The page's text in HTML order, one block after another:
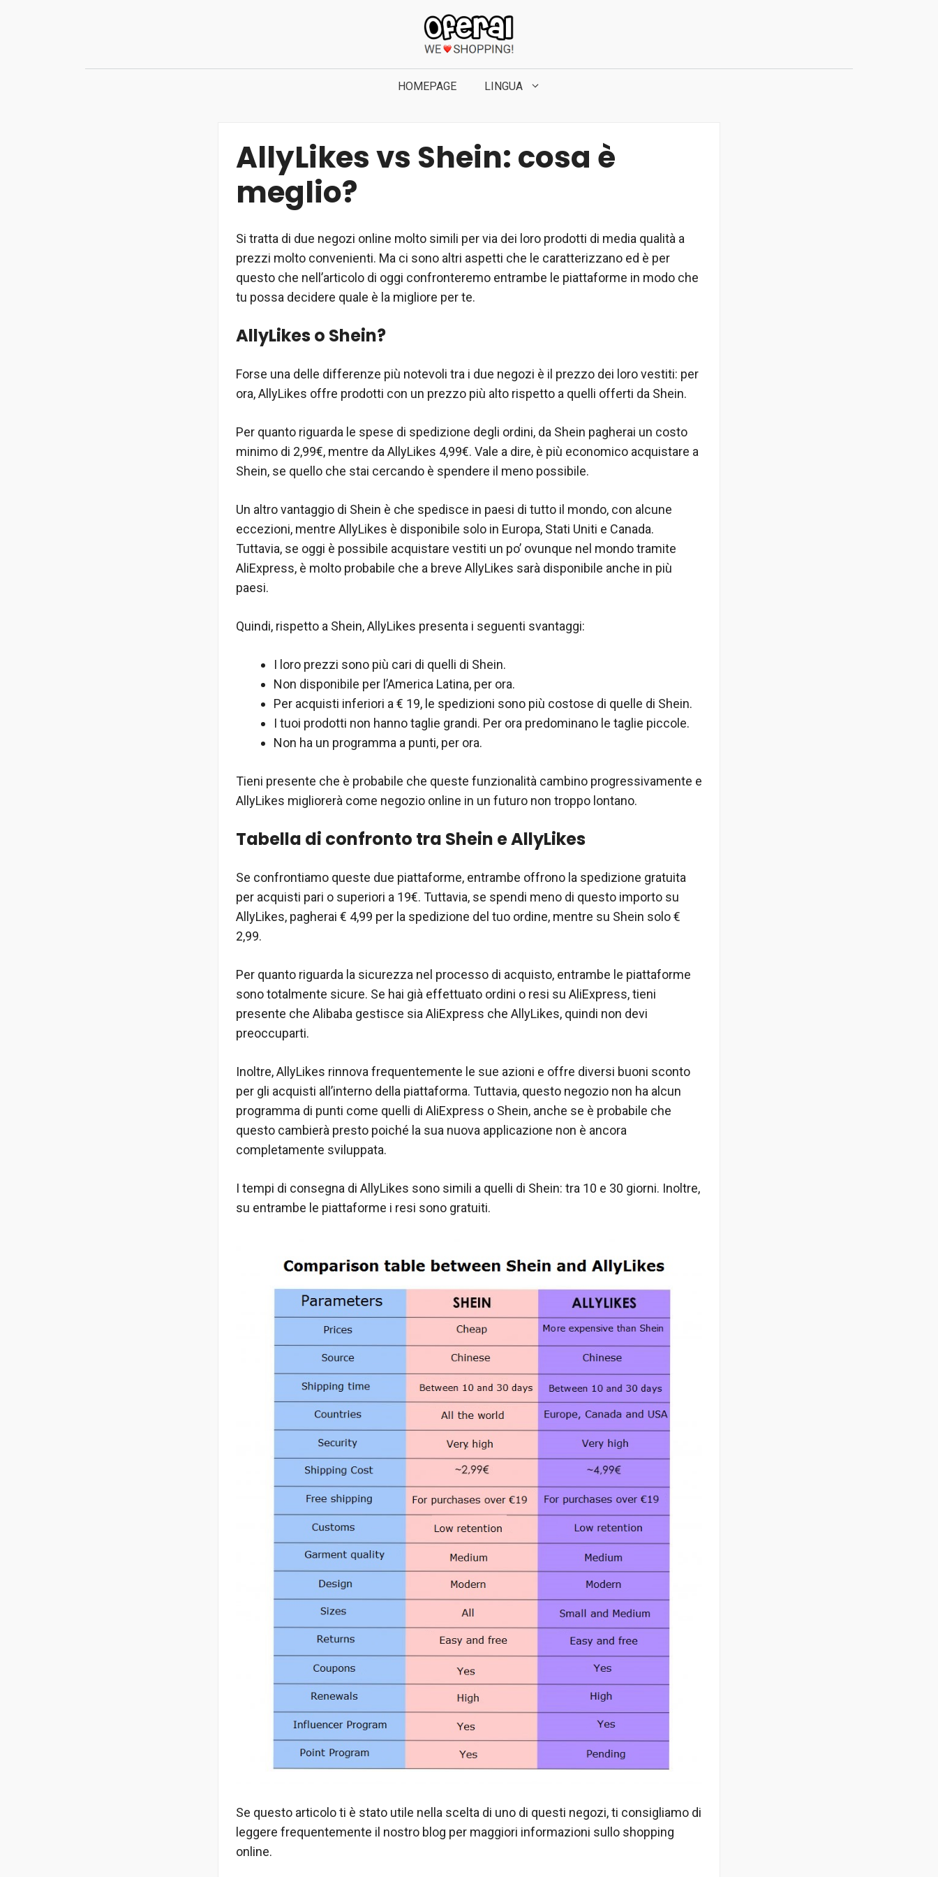
HOMEPAGE LINGUA
AllyLikes vs Shein: cosa è
meglio?
Si tratta di due negozi online molto simili per via dei loro prodotti di media qualità a
prezzi molto convenienti. Ma ci sono altri aspetti che le caratterizzano ed è per
questo che nell’articolo di oggi confronteremo entrambe le piattaforme in modo che
tu possa decidere quale è la migliore per te.
AllyLikes o Shein?
Forse una delle differenze più notevoli tra i due negozi è il prezzo dei loro vestiti: per
ora, AllyLikes offre prodotti con un prezzo più alto rispetto a quelli offerti da Shein.
Per quanto riguarda le spese di spedizione degli ordini, da Shein pagherai un costo
minimo di 2,99€, mentre da AllyLikes 4,99€. Vale a dire, è più economico acquistare a
Shein, se quello che stai cercando è spendere il meno possibile.
Un altro vantaggio di Shein è che spedisce in paesi di tutto il mondo, con alcune
eccezioni, mentre AllyLikes è disponibile solo in Europa, Stati Uniti e Canada.
Tuttavia, se oggi è possibile acquistare vestiti un po’ ovunque nel mondo tramite
AliExpress, è molto probabile che a breve AllyLikes sarà disponibile anche in più
paesi.
Quindi, rispetto a Shein, AllyLikes presenta i seguenti svantaggi:
I loro prezzi sono più cari di quelli di Shein.
Non disponibile per l’America Latina, per ora.
Per acquisti inferiori a € 19, le spedizioni sono più costose di quelle di Shein.
I tuoi prodotti non hanno taglie grandi. Per ora predominano le taglie piccole.
Non ha un programma a punti, per ora.
Tieni presente che è probabile che queste funzionalità cambino progressivamente e
AllyLikes migliorerà come negozio online in un futuro non troppo lontano.
Tabella di confronto tra Shein e AllyLikes
Se confrontiamo queste due piattaforme, entrambe offrono la spedizione gratuita
per acquisti pari o superiori a 19€. Tuttavia, se spendi meno di questo importo su
AllyLikes, pagherai € 4,99 per la spedizione del tuo ordine, mentre su Shein solo €
2,99.
Per quanto riguarda la sicurezza nel processo di acquisto, entrambe le piattaforme
sono totalmente sicure. Se hai già effettuato ordini o resi su AliExpress, tieni
presente che Alibaba gestisce sia AliExpress che AllyLikes, quindi non devi
preoccuparti.
Inoltre, AllyLikes rinnova frequentemente le sue azioni e offre diversi buoni sconto
per gli acquisti all’interno della piattaforma. Tuttavia, questo negozio non ha alcun
programma di punti come quelli di AliExpress o Shein, anche se è probabile che
questo cambierà presto poiché la sua nuova applicazione non è ancora
completamente sviluppata.
I tempi di consegna di AllyLikes sono simili a quelli di Shein: tra 10 e 30 giorni. Inoltre,
su entrambe le piattaforme i resi sono gratuiti.
Se questo articolo ti è stato utile nella scelta di uno di questi negozi, ti consigliamo di
leggere frequentemente il nostro blog per maggiori informazioni sullo shopping
online.